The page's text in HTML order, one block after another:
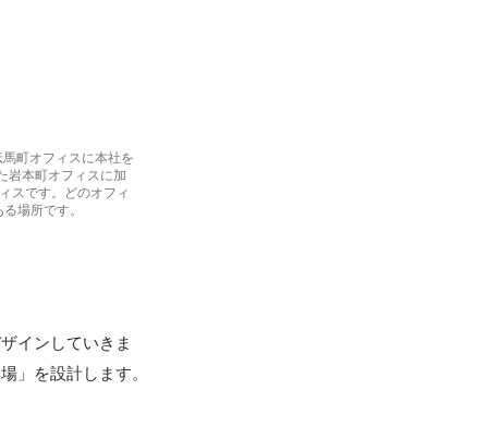
町オフィスに本社を
岩本町オフィスに加
スです。どのオフィ
場所です。
インしていきま
」を設計します。